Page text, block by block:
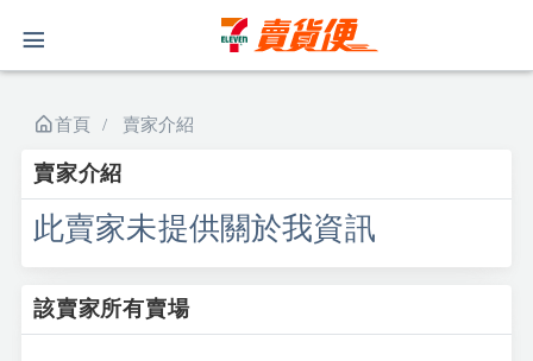
首頁 賣家介紹
賣家介紹
此賣家未提供關於我資訊
該賣家所有賣場